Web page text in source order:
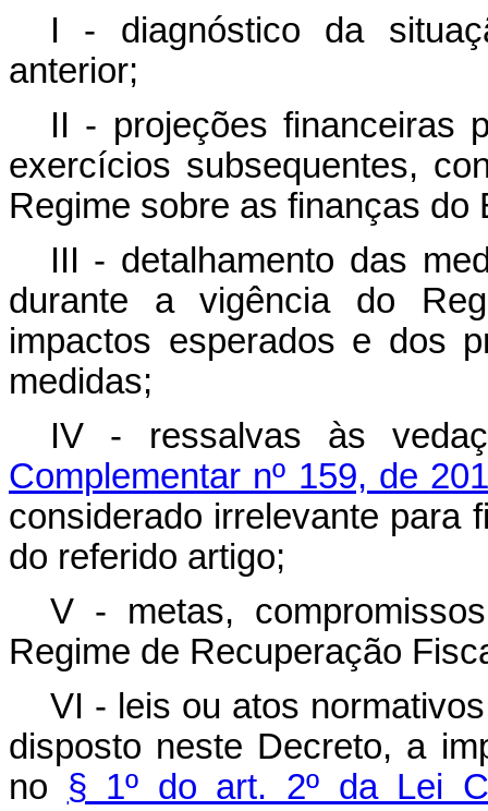
I - diagnóstico da
anterior;
II - projeções financeiras
exercícios subsequentes,
Regime sobre as finanças do
III - detalhamento das
durante a vigência do
impactos esperados e dos
medidas;
IV - ressalvas às
Complementar nº 159, de
considerado irrelevante para
do referido artigo;
V - metas,
Regime de Recuperação
VI - leis ou atos
disposto neste Decreto, a
no § 1º do art. 2º da Lei